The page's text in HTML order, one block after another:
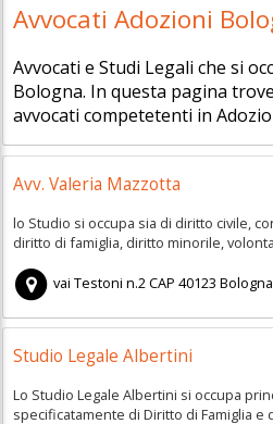
Avvocati Adozioni
Avvocati e Studi Legali che si
Bologna. In questa pagina
avvocati competetenti in
Avv. Valeria Mazzotta
lo Studio si occupa sia di diritto civile,
diritto di famiglia, diritto minorile,
vai Testoni n.2CAP40123 Bologna
Studio Legale Albertini
Lo Studio Legale Albertini si occupa
specificatamente di Diritto di Famiglia